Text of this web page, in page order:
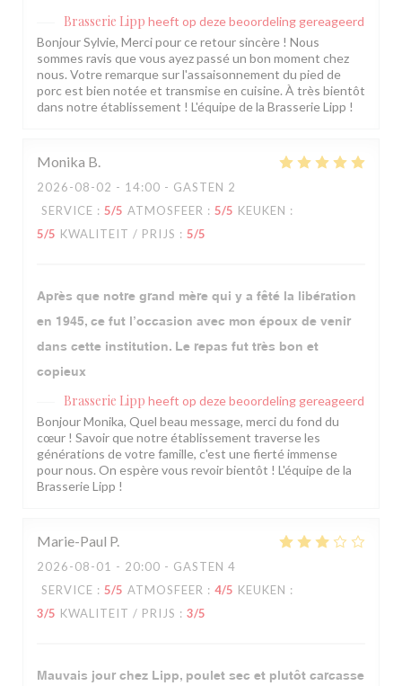
Brasserie Lipp heeft op deze beoordeling gereageerd
Bonjour Sylvie, Merci pour ce retour sincère ! Nous
sommes ravis que vous ayez passé un bon moment chez
nous. Votre remarque sur l'assaisonnement du pied de
porc est bien notée et transmise en cuisine. À très bientôt
dans notre établissement ! L'équipe de la Brasserie Lipp !
Monika B
2026-08-02 - 14:00 - GASTEN 2
SERVICE : 5/5 ATMOSFEER : 5/5 KEUKEN :
5/5 KWALITEIT / PRIJS : 5/5
Après que notre grand mère qui y a fêté la libération
en 1945, ce fut l’occasion avec mon époux de venir
dans cette institution. Le repas fut très bon et
copieux
Brasserie Lipp heeft op deze beoordeling gereageerd
Bonjour Monika, Quel beau message, merci du fond du
cœur ! Savoir que notre établissement traverse les
générations de votre famille, c'est une fierté immense
pour nous. On espère vous revoir bientôt ! L'équipe de la
Brasserie Lipp !
Marie-Paul P
2026-08-01 - 20:00 - GASTEN 4
SERVICE : 5/5 ATMOSFEER : 4/5 KEUKEN :
3/5 KWALITEIT / PRIJS : 3/5
Mauvais jour chez Lipp, poulet sec et plutôt carcasse